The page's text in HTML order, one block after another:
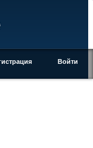
Войти